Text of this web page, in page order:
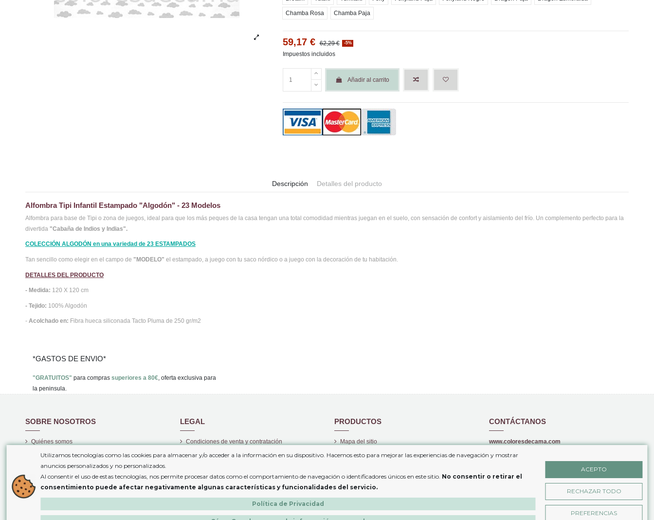
Chamba Rosa Chamba Paja
59,17 € 62,29 € -5%
Impuestos incluidos
Añadir al carrito
Descripción Detalles del producto
Alfombra Tipi Infantil Estampado "Algodón" - 23 Modelos
Alfombra para base de Tipi o zona de juegos, ideal para que los más peques de la casa tengan una total comodidad mientras juegan en el suelo, con sensación de confort y aislamiento del frío. Un complemento perfecto para la
divertida "Cabaña de Indios y Indias".
COLECCIÓN ALGODÓN en una variedad de 23 ESTAMPADOS
Tan sencillo como elegir en el campo de "MODELO" el estampado, a juego con tu saco nórdico o a juego con la decoración de tu habitación.
DETALLES DEL PRODUCTO
- Medida: 120 X 120 cm
- Tejido: 100% Algodón
- Acolchado en: Fibra hueca siliconada Tacto Pluma de 250 gr/m2
*GASTOS DE ENVIO*
"GRATUITOS" para compras superiores a 80€, oferta exclusiva para
la peninsula.
SOBRE NOSOTROS
Quiénes somos
Gastos de envío
Plazos de entrega
Atención Personalizada
LEGAL
Condiciones de venta y contratación
Politica de privacidad
Política de cookies
PRODUCTOS
Mapa del sitio
Nuevos Productos
CONTÁCTANOS
www.coloresdecama.com
info@coloresdecama.com
Tu tienda de Textil Hogar on-line
Utilizamos tecnologías como las cookies para almacenar y/o acceder a la información en su dispositivo. Hacemos esto para mejorar las experiencias de navegación y mostrar
anuncios personalizados y no personalizados.
Al consentir el uso de estas tecnologías, nos permite procesar datos como el comportamiento de navegación o identificadores únicos en este sitio. No consentir o retirar el
consentimiento puede afectar negativamente algunas características y funcionalidades del servicio.
Política de Privacidad
ACEPTO
RECHAZAR TODO
PREFERENCIAS